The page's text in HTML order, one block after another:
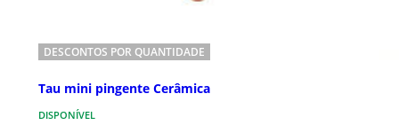
DESCONTOS POR QUANTIDADE
Tau mini pingente Cerâmica
DISPONÍVEL